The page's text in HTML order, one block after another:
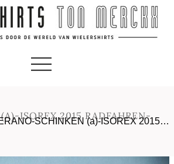
ISOREX 2015 RADFAHREN-
SCHINKEN (a)-ISOREX 2015…